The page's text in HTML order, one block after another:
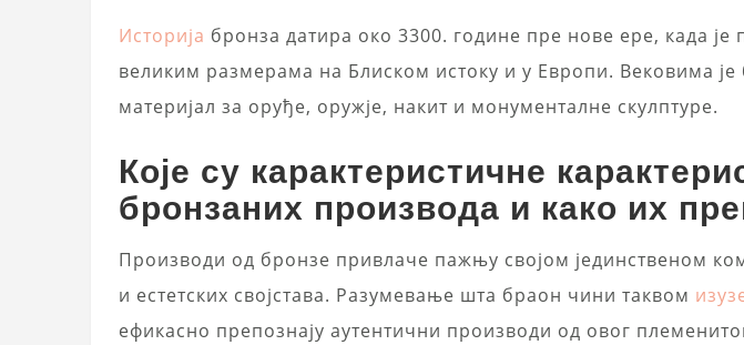
Историја бронза датира око 3300. године пре нове ере, када је
великим размерама на Блиском истоку и у Европи. Вековима
материјал за оруђе, оружје, накит и монументалне скулптуре.
Које су карактеристичне
бронзаних производа и како их
Производи од бронзе привлаче пажњу својом јединственом
и естетских својстава. Разумевање шта браон чини таквом
ефикасно препознају аутентични производи од овог